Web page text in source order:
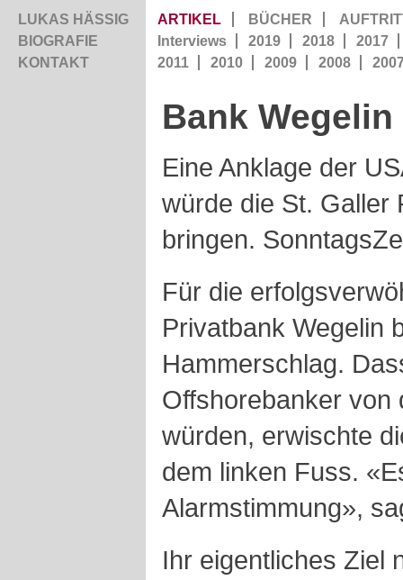
LUKAS HÄSSIG
BIOGRAFIE
KONTAKT
ARTIKEL BÜCHER
Interviews
2019 2018
2017
2011
2010 2009 2008
Bank Wegelin
Eine Anklage der
würde die St. Galler
bringen.
Für die
Privatbank Wegelin
Hammerschlag.
Offshorebanker von
würden, erwischte
dem linken Fuss.
Alarmstimmung»,
Ihr eigentliches Ziel